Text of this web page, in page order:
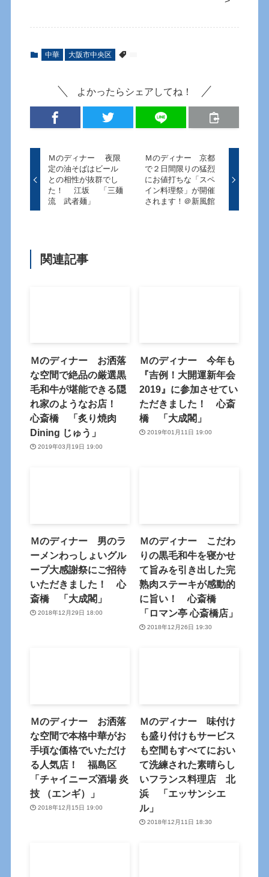
中華 大阪市中央区
よかったらシェアしてね！
Ｍのディナー 夜限
定の油そばはビール
との相性が抜群でし
た！ 江坂 「三麺
流 武者麺」
Ｍのディナー 京都
で２日間限りの猛烈
にお値打ちな「スペ
イン料理祭」が開催
されます！＠新風館
関連記事
Ｍのディナー お洒落
な空間で絶品の厳選黒
毛和牛が堪能できる隠
れ家のようなお店！
心斎橋 「炙り焼肉
Dining じゅう」
2019年03月19日 19:00
Ｍのディナー 今年も
『吉例！大開運新年会
2019』に参加させてい
ただきました！ 心斎
橋 「大成閣」
2019年01月11日 19:00
Ｍのディナー 男のラ
ーメンわっしょいグル
ープ大感謝祭にご招待
いただきました！ 心
斎橋 「大成閣」
2018年12月29日 18:00
Ｍのディナー こだわ
りの黒毛和牛を寝かせ
て旨みを引き出した完
熟肉ステーキが感動的
に旨い！ 心斎橋
「ロマン亭 心斎橋店」
2018年12月26日 19:30
Ｍのディナー お洒落
な空間で本格中華がお
手頃な価格でいただけ
る人気店！ 福島区
「チャイニーズ酒場 炎
技 （エンギ）」
2018年12月15日 19:00
Ｍのディナー 味付け
も盛り付けもサービス
も空間もすべてにおい
て洗練された素晴らし
いフランス料理店 北
浜 「エッサンシエ
ル」
2018年12月11日 18:30